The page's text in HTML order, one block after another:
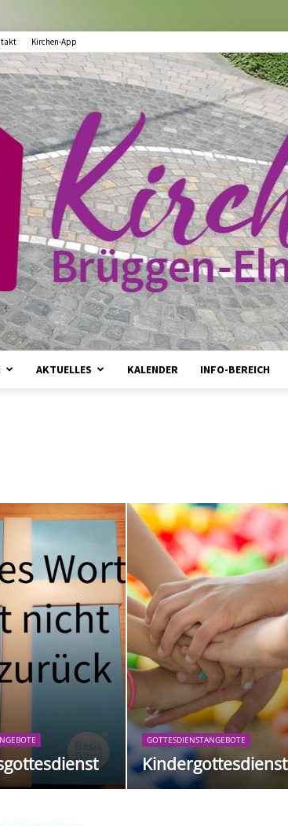
Kirchen-App
AKTUELLES KALENDER INFO-BEREICH
GOTTESDIENSTANGEBOTE
Kindergottesdienst